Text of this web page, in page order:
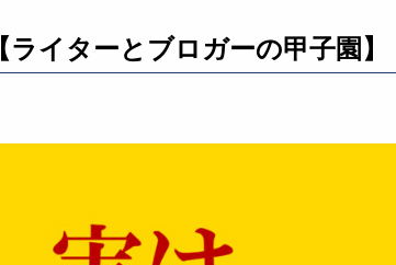
【ライターとブロガーの甲子園】